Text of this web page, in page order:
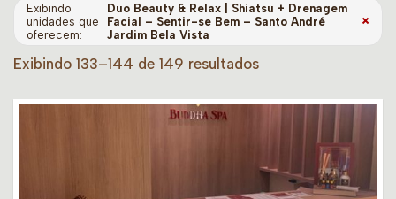
Exibindo
unidades que
oferecem:
Duo Beauty & Relax | Shiatsu + Drenagem
Facial – Sentir-se Bem – Santo André
Jardim Bela Vista
×
Exibindo 133–144 de 149 resultados